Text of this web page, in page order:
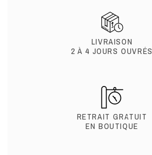
LIVRAISON
2 À 4 JOURS OUVRÉS
RETRAIT GRATUIT
EN BOUTIQUE